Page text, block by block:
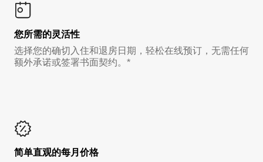
您所需的灵活性
选择您的确切入住和退房日期，轻松在线预订，无需任何
额外承诺或签署书面契约。*
简单直观的每月价格